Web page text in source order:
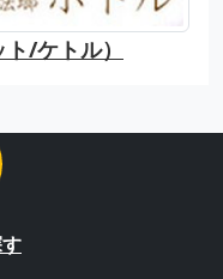
/ケトル）